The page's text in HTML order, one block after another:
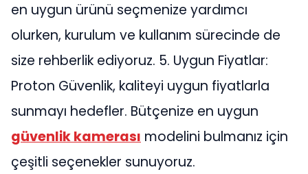
en uygun ürünü seçmenize yardımcı
olurken, kurulum ve kullanım sürecinde de
size rehberlik ediyoruz. 5. Uygun Fiyatlar:
Proton Güvenlik, kaliteyi uygun fiyatlarla
sunmayı hedefler. Bütçenize en uygun
güvenlik kamerası modelini bulmanız için
çeşitli seçenekler sunuyoruz.